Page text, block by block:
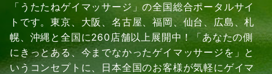
「うたたねゲイマッサージ」の全国総合ポータルサイ
トです。東京、大阪、名古屋、福岡、仙台、広島、札
幌、沖縄と全国に260店舗以上展開中！「あなたの側
にきっとある、今までなかったゲイマッサージを」と
いうコンセプトに、日本全国のお客様が気軽にゲイマ